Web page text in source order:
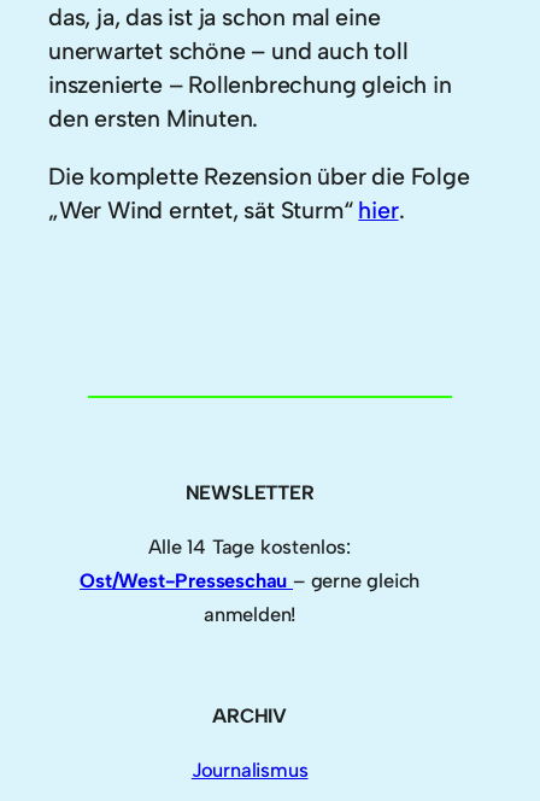
das, ja, das ist ja schon mal eine
unerwartet schöne – und auch toll
inszenierte – Rollenbrechung gleich in
den ersten Minuten.
Die komplette Rezension über die Folge
„Wer Wind erntet, sät Sturm“ hier.
NEWSLETTER
Alle 14 Tage kostenlos:
Ost/West-Presseschau – gerne gleich
anmelden!
ARCHIV
Journalismus